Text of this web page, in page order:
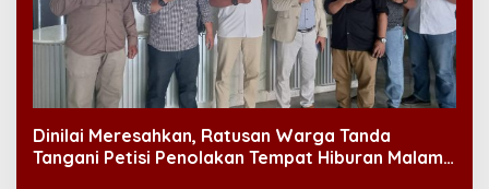
Dinilai Meresahkan, Ratusan Warga Tanda
Tangani Petisi Penolakan Tempat Hiburan Malam